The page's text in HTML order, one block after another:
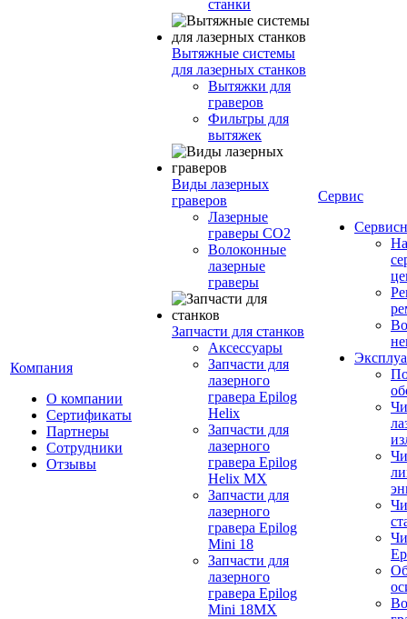
Компания
О компании
Сертификаты
Партнеры
Сотрудники
Отзывы
станки
Вытяжные системы
для лазерных станков
Вытяжки для
граверов
Фильтры для
вытяжек
Виды лазерных
граверов
Лазерные
граверы СО2
Волоконные
лазерные
граверы
Запчасти для станков
Аксессуары
Запчасти для
лазерного
гравера Epilog
Helix
Запчасти для
лазерного
гравера Epilog
Helix MX
Запчасти для
лазерного
гравера Epilog
Mini 18
Запчасти для
лазерного
гравера Epilog
Mini 18MX
Сервис